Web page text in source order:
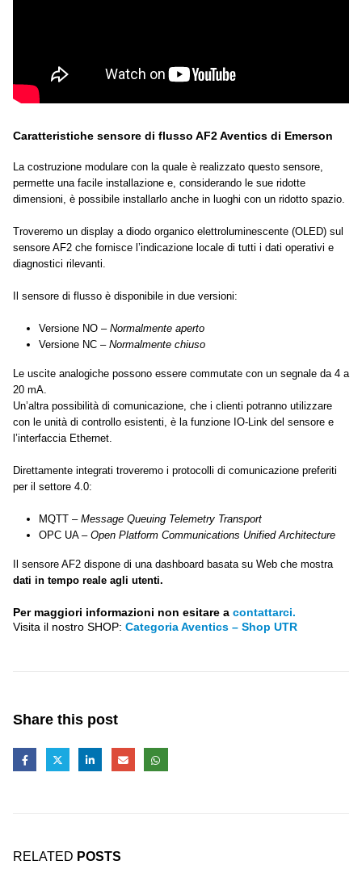
Caratteristiche sensore di flusso AF2 Aventics di Emerson
La costruzione modulare con la quale è realizzato questo sensore,
permette una facile installazione e, considerando le sue ridotte
dimensioni, è possibile installarlo anche in luoghi con un ridotto spazio.
Troveremo un display a diodo organico elettroluminescente (OLED) sul
sensore AF2 che fornisce l’indicazione locale di tutti i dati operativi e
diagnostici rilevanti.
Il sensore di flusso è disponibile in due versioni:
Versione NO – Normalmente aperto
Versione NC – Normalmente chiuso
Le uscite analogiche possono essere commutate con un segnale da 4 a
20 mA.
Un’altra possibilità di comunicazione, che i clienti potranno utilizzare
con le unità di controllo esistenti, è la funzione IO-Link del sensore e
l’interfaccia Ethernet.
Direttamente integrati troveremo i protocolli di comunicazione preferiti
per il settore 4.0:
MQTT – Message Queuing Telemetry Transport
OPC UA – Open Platform Communications Unified Architecture
Il sensore AF2 dispone di una dashboard basata su Web che mostra
dati in tempo reale agli utenti.
Per maggiori informazioni non esitare a contattarci.
Visita il nostro SHOP: Categoria Aventics – Shop UTR
Share this post
RELATED POSTS